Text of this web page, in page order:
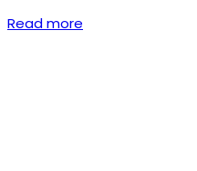
Read more